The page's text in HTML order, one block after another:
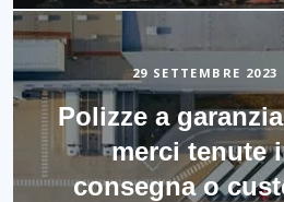
29 SETTEMBRE 2023
Polizze a
merci tenute
consegna o